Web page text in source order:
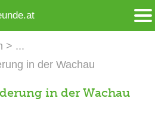
in der Wachau
in der Wachau